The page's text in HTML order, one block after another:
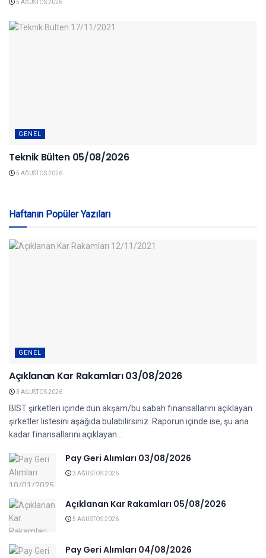
5 AĞUSTOS 2026
GENEL
Teknik Bülten 05/08/2026
5 AĞUSTOS 2026
Haftanın Popüler Yazıları
GENEL
Açıklanan Kar Rakamları 03/08/2026
3 AĞUSTOS 2026
BIST şirketleri içinde dün akşam/bu sabah finansallarını açıklayan
şirketler listesini aşağıda bulabilirsiniz. Raporun içinde ise, şu ana
kadar finansallarını açıklayan...
Pay Geri Alımları 03/08/2026
3 AĞUSTOS 2026
Açıklanan Kar Rakamları 05/08/2026
5 AĞUSTOS 2026
Pay Geri Alımları 04/08/2026